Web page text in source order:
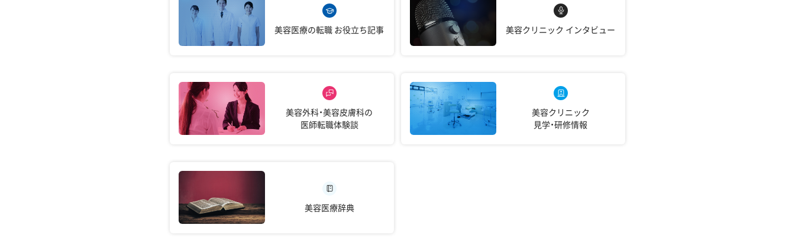
美容医療の転職 お役立ち記事 美容クリニック インタビュー
美容外科・美容皮膚科の
医師転職体験談
美容クリニック
見学・研修情報
美容医療辞典